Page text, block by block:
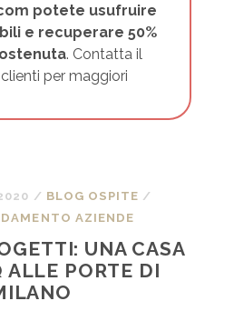
potete usufruire
e recuperare 50%
. Contatta il
per maggiori
/ BLOG OSPITE /
AZIENDE
UNA CASA
ALLE PORTE DI